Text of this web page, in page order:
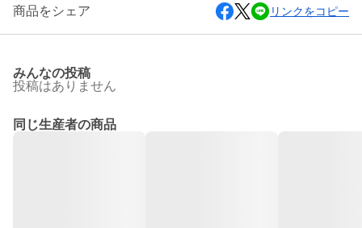
商品をシェア リンクをコピー
みんなの投稿
投稿はありません
同じ生産者の商品